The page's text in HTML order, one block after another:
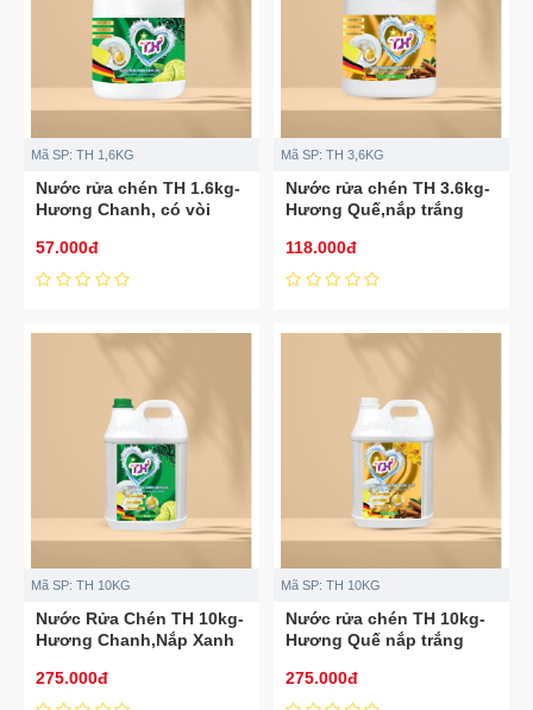
Mã SP: TH 1,6KG
Nước rửa chén TH 1.6kg-
Hương Chanh, có vòi
57.000đ
Mã SP: TH 3,6KG
Nước rửa chén TH 3.6kg-
Hương Quế,nắp trắng
118.000đ
Mã SP: TH 10KG
Nước Rửa Chén TH 10kg-
Hương Chanh,Nắp Xanh
275.000đ
Mã SP: TH 10KG
Nước rửa chén TH 10kg-
Hương Quế nắp trắng
275.000đ